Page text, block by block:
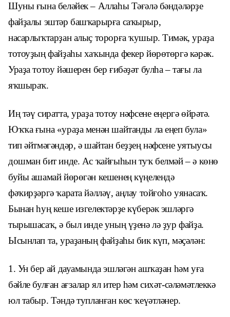
Шуны ғына беләйек – Аллаһы Тәғәлә бәндәләрҙе
файҙалы эштәр башҡарырға саҡырыр,
насарлыҡтарҙан алыҫ торорға ҡушыр. Тимәк, ураҙа
тотоуҙың файҙаһы хаҡында фекер йөрөтөргә кәрәк.
Ураҙа тотоу йәшерен бер ғибәҙәт булһа – тағы ла
яҡшыраҡ.
Иң тәү сиратта, ураҙа тотоу нәфсене еңергә өйрәтә.
Юҡҡа ғына «ураҙа менән шайтанды ла еңеп була»
тип әйтмәгәндәр, ә шайтан беҙҙең нәфсене уятыусы
дошман бит инде. Ас ҡайғыһын туҡ белмәй – ә көнө
буйы ашамай йөрөгән кешенең күңелендә
фәҡирҙәргә ҡарата йәлләү, аңлау тойғоһо уянасаҡ.
Бынан һуң кеше изгелектәрҙе күберәк эшләргә
тырышасаҡ, ә был инде уның үҙенә лә ҙур файҙа.
Ысынлап та, ураҙаның файҙаһы бик күп, мәҫәлән:
1. Ун бер ай дауамында эшләгән ашҡаҙан һәм уға
бәйле булған ағзалар ял итер һәм сихәт-сәләмәтлеккә
юл табыр. Тәндә тупланған көс ҡеүәтләнер.